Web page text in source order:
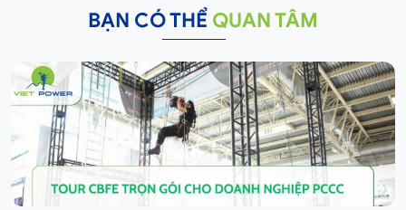
BẠN CÓ THỂ QUAN TÂM